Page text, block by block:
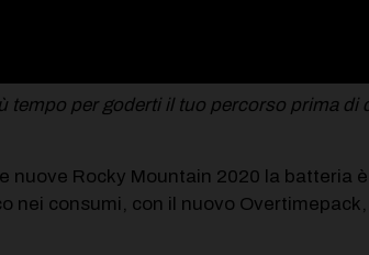
tempo per goderti il tuo percorso prima di
nuove Rocky Mountain 2020 la batteria
consumi, con il nuovo